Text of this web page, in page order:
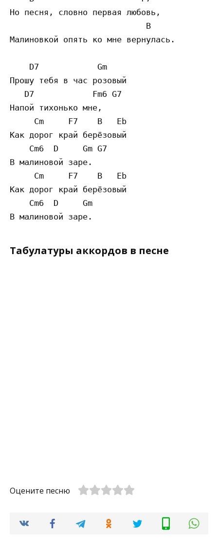
Но песня, словно первая любовь,
                            B
Малиновкой опять ко мне вернулась.
    D7            Gm
Прошу тебя в час розовый
   D7            Fm6 G7
Напой тихонько мне,
     Cm     F7    B   Eb
Как дорог край берёзовый
    Cm6  D     Gm G7
В малиновой заре.
     Cm     F7    B   Eb
Как дорог край берёзовый
    Cm6  D     Gm
Табулатуры аккордов в песне
Оцените песню